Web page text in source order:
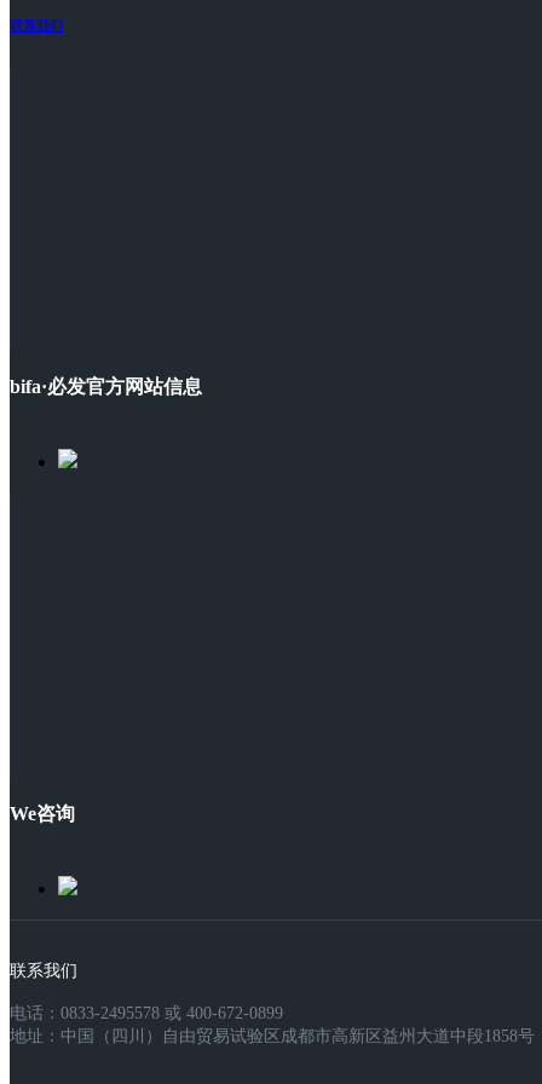
联系我们
bifa·必发官方网站信息
We咨询
联系我们
电话：0833-2495578 或 400-672-0899
地址：中国（四川）自由贸易试验区成都市高新区益州大道中段1858号